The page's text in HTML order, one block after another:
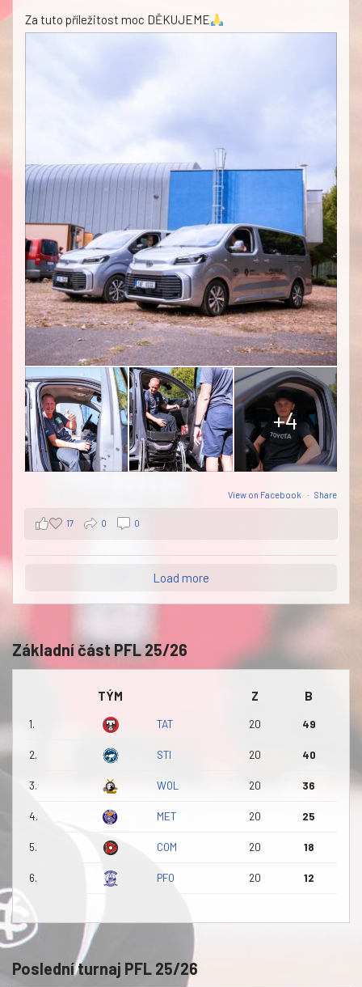
Za tuto příležitost moc DĚKUJEME
+4
View on Facebook · Share
17 0 0
Load more
Základní část PFL 25/26
TÝM Z B
1. TAT 20 49
2. STI 20 40
3. WOL 20 36
4. MET 20 25
5. COM 20 18
6. PFO 20 12
Poslední turnaj PFL 25/26